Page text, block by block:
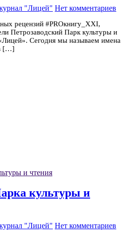
"Лицей" Нет комментариев
рецензий #PROкнигу_XXI,
Петрозаводский Парк культуры и
Сегодня мы называем имена
[…]
и чтения
культуры и
"Лицей" Нет комментариев